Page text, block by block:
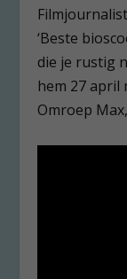
‘Beste
die je rustig
hem 27 april
Omroep